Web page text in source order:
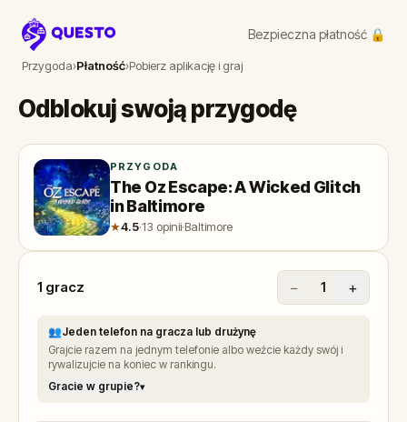
Questo
Bezpieczna płatność 🔒
Przygoda›Płatność›Pobierz aplikację i graj
Odblokuj swoją przygodę
PRZYGODA
The Oz Escape: A Wicked Glitch
in Baltimore
★4.5·13 opinii·Baltimore
1 gracz − 1 +
👥Jeden telefon na gracza lub drużynę
Grajcie razem na jednym telefonie albo weźcie każdy swój i
rywalizujcie na koniec w rankingu.
Gracie w grupie?▾